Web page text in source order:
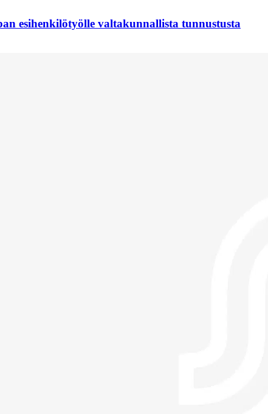
esihenkilötyölle valtakunnallista tunnustusta